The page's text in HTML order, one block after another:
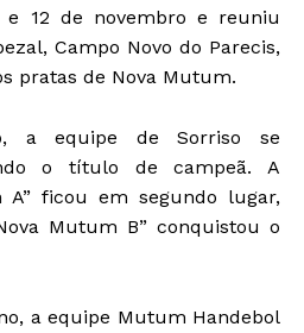
e 12 de novembro e reuniu
Campo Novo do Parecis,
pratas de Nova Mutum.
a equipe de Sorriso se
o título de campeã. A
A” ficou em segundo lugar,
Mutum B” conquistou o
a equipe Mutum Handebol